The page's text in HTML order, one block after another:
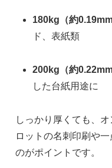
180kg（約0.19mm
ド、表紙類
200kg（約
した台紙用途に
しっかり厚くても、
ロットの名刺印刷や
のがポイントです。